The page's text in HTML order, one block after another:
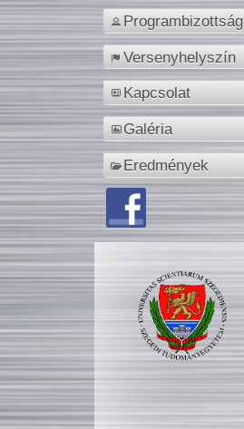
Programbizottság
Versenyhelyszín
Kapcsolat
Galéria
Eredmények